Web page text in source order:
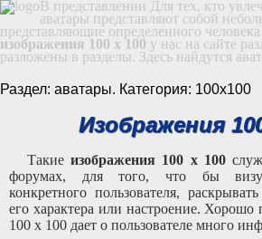
В представлении Для тех, кто
аватары представляют собой
представляющие определенного
изображения 100 x 100 у нас на сайте
разложены в разделы. Здесь найдутся
Раздел: аватары. Категория: 100х100
Изображения
Такиеизображения 100 x 100
форумах, для того, что бы
конкретного пользователя,
его характера или настроение. Хорошо
100 x 100 дает о пользователе много